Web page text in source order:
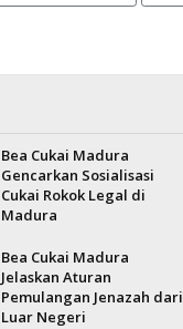
Bea Cukai Madura
Gencarkan Sosialisasi
Cukai Rokok Legal di
Madura
Bea Cukai Madura
Jelaskan Aturan
Pemulangan Jenazah dari
Luar Negeri